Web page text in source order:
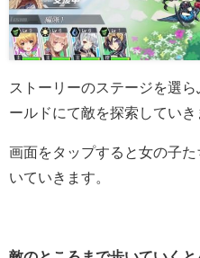
ストーリーのステージを選
ールドにて敵を探索していき
画面をタップすると女の子
いていきます。